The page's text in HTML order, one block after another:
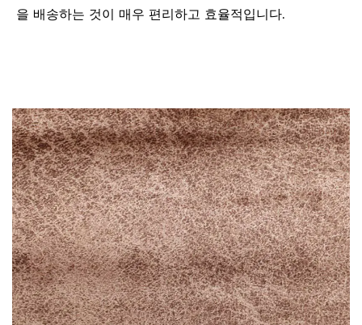
을 배송하는 것이 매우 편리하고 효율적입니다.